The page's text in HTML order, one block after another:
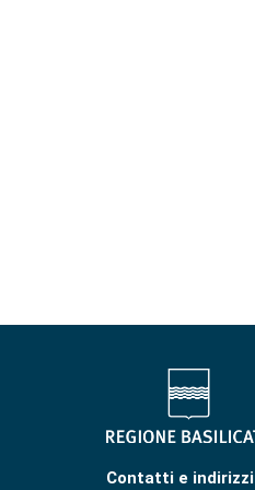
Contatti e indirizzi